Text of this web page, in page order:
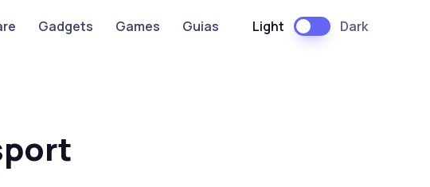
Gadgets Games Guias Light Dark